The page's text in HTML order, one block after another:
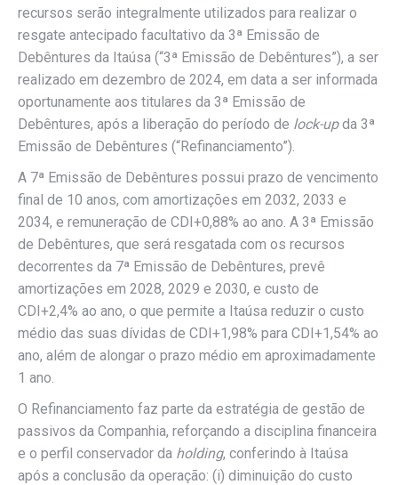
recursos serão integralmente utilizados para realizar o
resgate antecipado facultativo da 3ª Emissão de
Debêntures da Itaúsa (“3ª Emissão de Debêntures”), a ser
realizado em dezembro de 2024, em data a ser informada
oportunamente aos titulares da 3ª Emissão de
Debêntures, após a liberação do período de lock-upda 3ª
Emissão de Debêntures (“Refinanciamento”).
A 7ª Emissão de Debêntures possui prazo de vencimento
final de 10 anos, com amortizações em 2032, 2033 e
2034, e remuneração de CDI+0,88% ao ano. A 3ª Emissão
de Debêntures, que será resgatada com os recursos
decorrentes da 7ª Emissão de Debêntures, prevê
amortizações em 2028, 2029 e 2030, e custo de
CDI+2,4% ao ano, o que permite a Itaúsa reduzir o custo
médio das suas dívidas de CDI+1,98% para CDI+1,54% ao
ano, além de alongar o prazo médio em aproximadamente
1 ano.
O Refinanciamento faz parte da estratégia de gestão de
passivos da Companhia, reforçando a disciplina financeira
e o perfil conservador da holding, conferindo à Itaúsa
após a conclusão da operação: (i) diminuição do custo